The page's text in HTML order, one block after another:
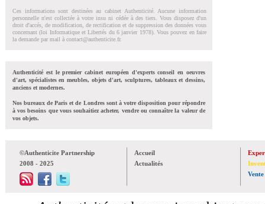
Ces informations sont destinées au cabinet Authenticité. Aucune information
personnelle n'est collectée à votre insu ni cédée à des tiers. Vous disposez d'un
droit d'accés, de modification, de rectification et de suppression des données vous
concernant (loi Informatique et Libertés du 6 janvier 1978). Vous pouvez en faire
la demande par mail à contact@authenticite.fr.
Authenticité est le premier cabinet européen d'experts conseil en oeuvres
d'art, spécialistes en meubles, objets d'art, sculptures, tableaux et dessins,
anciens et modernes.
Nos bureaux de Paris et de Londres sont à votre disposition pour répondre
à vos besoins que vous souhaitiez acheter, vendre ou connaître la valeur de
vos objets.
©Authenticite Partnership
2008 - 2025
Accueil
Actualités
Vente